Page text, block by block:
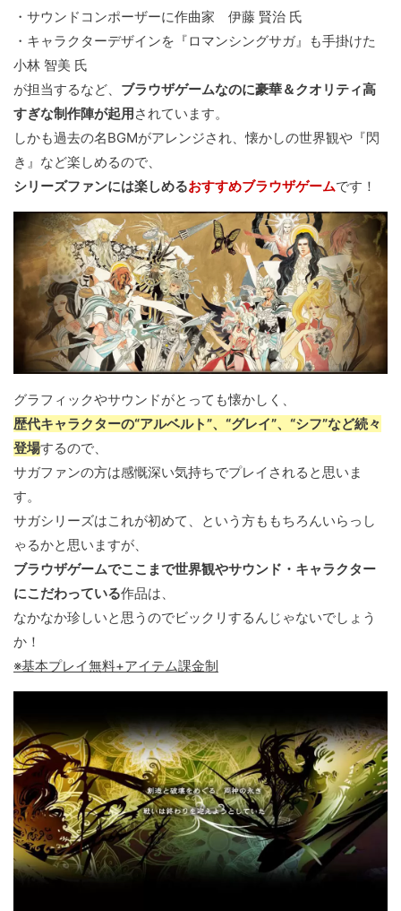
・サウンドコンポーザーに作曲家 伊藤 賢治 氏
・キャラクターデザインを『ロマンシングサガ』も手掛けた
小林 智美 氏
が担当するなど、 ブラウザゲームなのに豪華＆クオリティ高
すぎな制作陣が起用 されています。
しかも過去の名BGMがアレンジされ、懐かしの世界観や『閃
き』など楽しめるので、
シリーズファンには楽しめるおすすめブラウザゲームです！
グラフィックやサウンドがとっても懐かしく、
歴代キャラクターの“アルベルト”、“グレイ”、“シフ”など続々
登場するので、
サガファンの方は感慨深い気持ちでプレイされると思いま
す。
サガシリーズはこれが初めて、という方ももちろんいらっし
ゃるかと思いますが、
ブラウザゲームでここまで世界観やサウンド・キャラクター
にこだわっている作品は、
なかなか珍しいと思うのでビックリするんじゃないでしょう
か！
※基本プレイ無料+アイテム課金制